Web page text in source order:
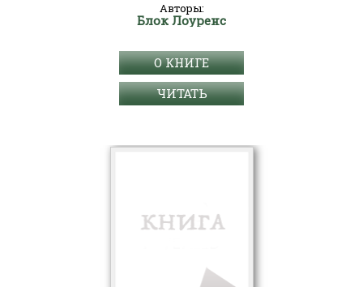
Авторы:
Блок Лоуренс
О КНИГЕ
ЧИТАТЬ